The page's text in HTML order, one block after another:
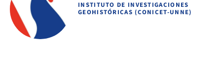
INSTITUTO DE INVESTIGACIONES
GEOHISTÓRICAS (CONICET-UNNE)